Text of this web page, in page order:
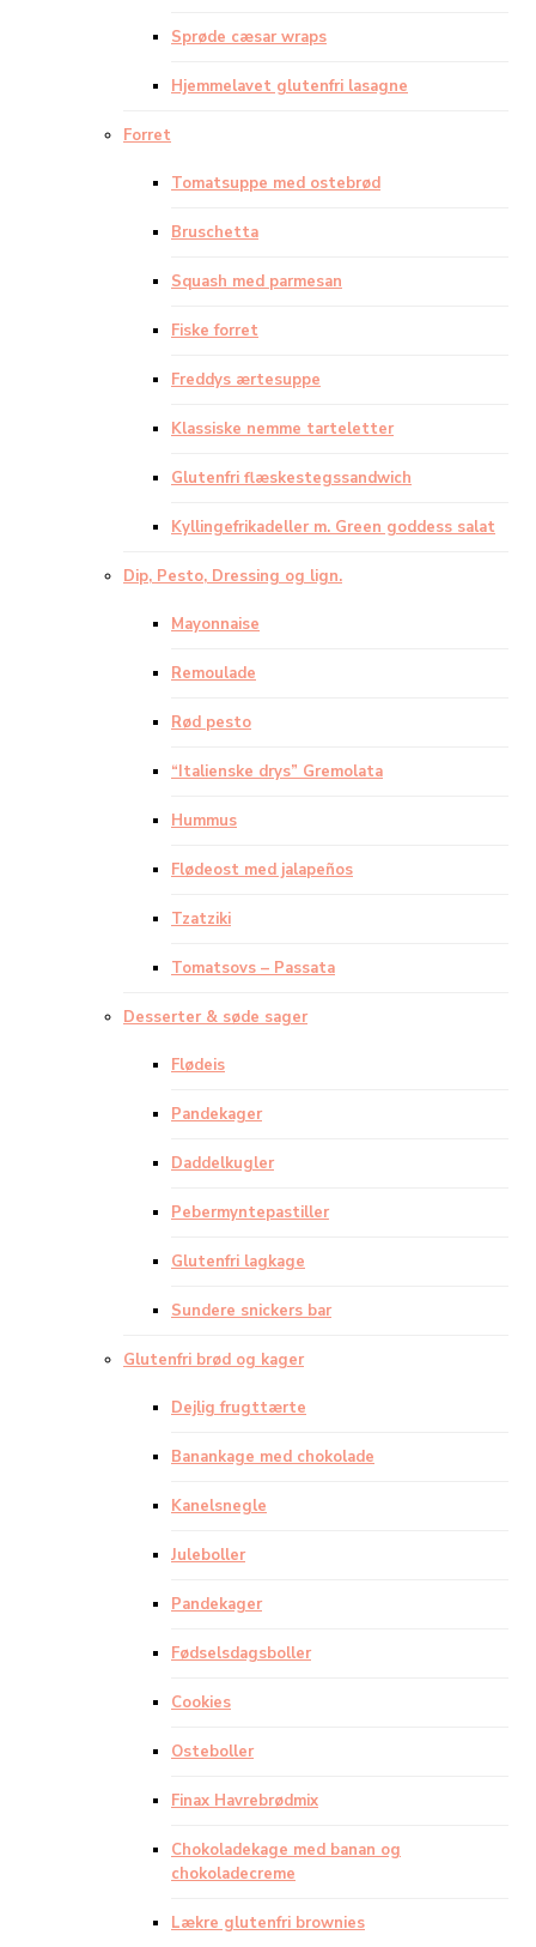
Sprøde cæsar wraps
Hjemmelavet glutenfri lasagne
Forret
Tomatsuppe med ostebrød
Bruschetta
Squash med parmesan
Fiske forret
Freddys ærtesuppe
Klassiske nemme tarteletter
Glutenfri flæskestegssandwich
Kyllingefrikadeller m. Green goddess salat
Dip, Pesto, Dressing og lign.
Mayonnaise
Remoulade
Rød pesto
“Italienske drys” Gremolata
Hummus
Flødeost med jalapeños
Tzatziki
Tomatsovs – Passata
Desserter & søde sager
Flødeis
Pandekager
Daddelkugler
Pebermyntepastiller
Glutenfri lagkage
Sundere snickers bar
Glutenfri brød og kager
Dejlig frugttærte
Banankage med chokolade
Kanelsnegle
Juleboller
Pandekager
Fødselsdagsboller
Cookies
Osteboller
Finax Havrebrødmix
Chokoladekage med banan og
chokoladecreme
Lækre glutenfri brownies